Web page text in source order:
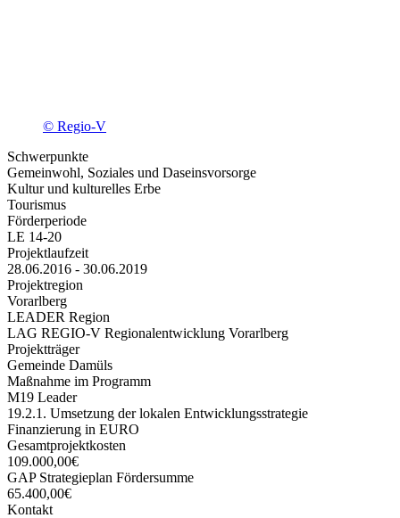
© Regio-V
Schwerpunkte
Gemeinwohl, Soziales und Daseinsvorsorge
Kultur und kulturelles Erbe
Tourismus
Förderperiode
LE 14-20
Projektlaufzeit
28.06.2016 - 30.06.2019
Projektregion
Vorarlberg
LEADER Region
LAG REGIO-V Regionalentwicklung Vorarlberg
Projektträger
Gemeinde Damüls
Maßnahme im Programm
M19 Leader
19.2.1. Umsetzung der lokalen Entwicklungsstrategie
Finanzierung in EURO
Gesamtprojektkosten
109.000,00€
GAP Strategieplan Fördersumme
65.400,00€
Kontakt